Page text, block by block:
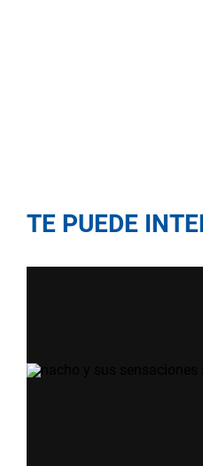
TE PUEDE